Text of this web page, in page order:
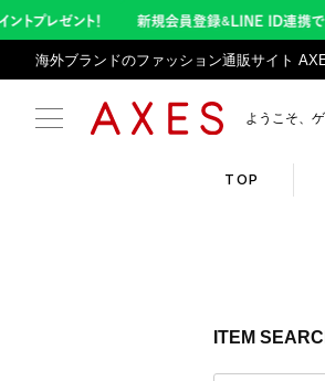
海外ブランドのファッション通販サイト
ようこそ、
TOP
ITEM